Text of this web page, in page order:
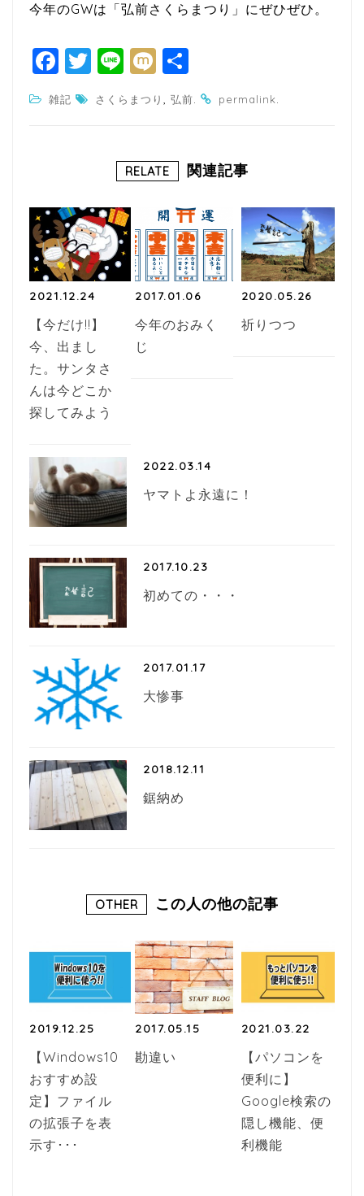
今年のGWは「弘前さくらまつり」にぜひぜひ。
F
a
c
o
k
T
w
itt
Li
n
e
M
ixi 有
雑記 さくらまつり , 弘前. permalink.
RELATE 関連記事
2021.12.24
【今だけ!!】
今、出まし
た。サンタさ
んは今どこか
探してみよう
2017.01.06
今年のおみく
じ
2020.05.26
祈りつつ
2022.03.14
ヤマトよ永遠に！
2017.10.23
初めての・・・
2017.01.17
大惨事
2018.12.11
鋸納め
OTHER この人の他の記事
2019.12.25
【Windows10
おすすめ設
定】ファイル
の拡張子を表
示す･･･
2017.05.15
勘違い
2021.03.22
【パソコンを
便利に】
Google検索の
隠し機能、便
利機能